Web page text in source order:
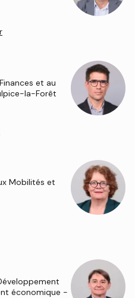
et au
la-Forêt
Mobilités et
économique -